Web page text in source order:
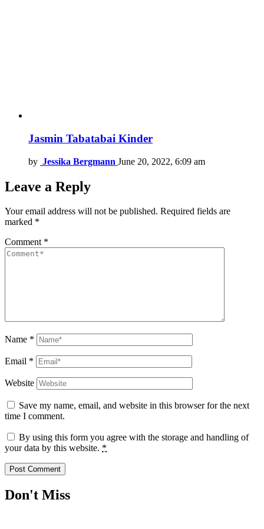
Jasmin Tabatabai Kinder
by Jessika Bergmann June 20, 2022, 6:09 am
Leave a Reply
Your email address will not be published. Required fields are
marked *
Comment *
Name *
Email *
Website
Save my name, email, and website in this browser for the next
time I comment.
By using this form you agree with the storage and handling of
your data by this website. *
Don't Miss